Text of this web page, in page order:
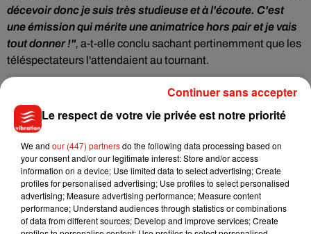
décevoir donc je suis très studieuse et à l'écoute. C'est
une émission qui mérite une animatrice hors pair et je vais
tout donner !", a-t-elle conclu sachant pertinemment que les
téléspectateurs l'attendaient au tournant.
Le respect de votre vie privée est notre priorité
We and our (447) partnersdo the following data processing based on
your consent and/or our legitimate interest: Store and/or access
information on a device; Use limited data to select advertising; Create
profiles for personalised advertising; Use profiles to select personalised
advertising; Measure advertising performance; Measure content
performance; Understand audiences through statistics or combinations
of data from different sources; Develop and improve services; Create
Continuer sans accepter